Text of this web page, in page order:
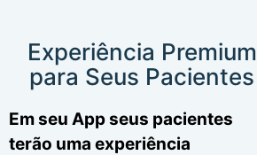
Experiência Premium
para Seus Pacientes
Em seu App seus pacientes
terão uma experiência